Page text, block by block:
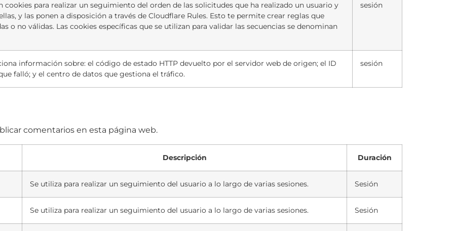
cookies para realizar un seguimiento del orden de las solicitudes que ha realizado un usuario y
y las ponen a disposición a través de Cloudflare Rules. Esto te permite crear reglas que
o no válidas. Las cookies específicas que se utilizan para validar las secuencias se denominan
sesión
información sobre: el código de estado HTTP devuelto por el servidor web de origen; el ID
falló; y el centro de datos que gestiona el tráfico.
sesión
comentarios en esta página web.
Descripción Duración
Se utiliza para realizar un seguimiento del usuario a lo largo de varias sesiones. Sesión
Se utiliza para realizar un seguimiento del usuario a lo largo de varias sesiones. Sesión